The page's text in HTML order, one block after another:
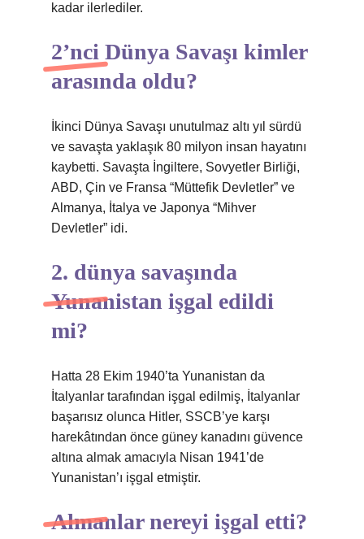
kadar ilerlediler.
2’nci Dünya Savaşı kimler
arasında oldu?
İkinci Dünya Savaşı unutulmaz altı yıl sürdü
ve savaşta yaklaşık 80 milyon insan hayatını
kaybetti. Savaşta İngiltere, Sovyetler Birliği,
ABD, Çin ve Fransa “Müttefik Devletler” ve
Almanya, İtalya ve Japonya “Mihver
Devletler” idi.
2. dünya savaşında
Yunanistan işgal edildi
mi?
Hatta 28 Ekim 1940’ta Yunanistan da
İtalyanlar tarafından işgal edilmiş, İtalyanlar
başarısız olunca Hitler, SSCB’ye karşı
harekâtından önce güney kanadını güvence
altına almak amacıyla Nisan 1941’de
Yunanistan’ı işgal etmiştir.
Almanlar nereyi işgal etti?